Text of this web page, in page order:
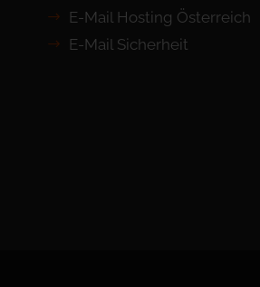
E-Mail Hosting Österreich
E-Mail Sicherheit